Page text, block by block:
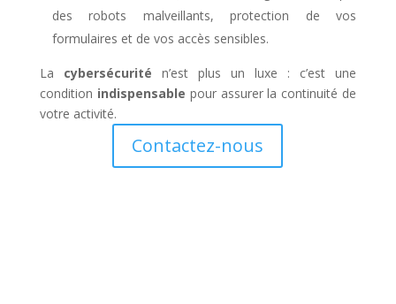
des robots malveillants, protection de vos
formulaires et de vos accès sensibles.
La cybersécurité n’est plus un luxe : c’est une
condition indispensable pour assurer la continuité de
votre activité.
Contactez-nous